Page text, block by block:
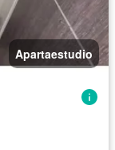
Apartaestudio